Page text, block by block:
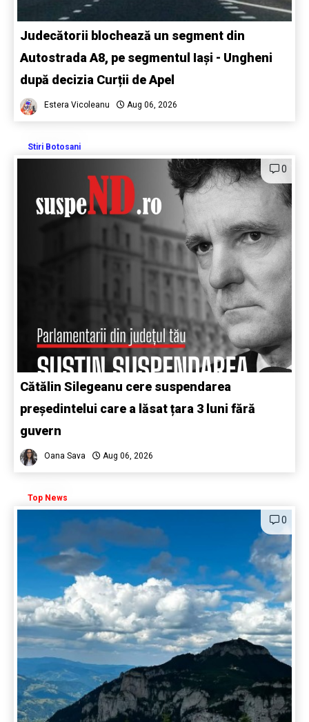
Judecătorii blochează un segment din
Autostrada A8, pe segmentul Iași - Ungheni
după decizia Curții de Apel
Estera Vicoleanu Aug 06, 2026
Stiri Botosani
0
Cătălin Silegeanu cere suspendarea
președintelui care a lăsat țara 3 luni fără
guvern
Oana Sava Aug 06, 2026
Top News
0